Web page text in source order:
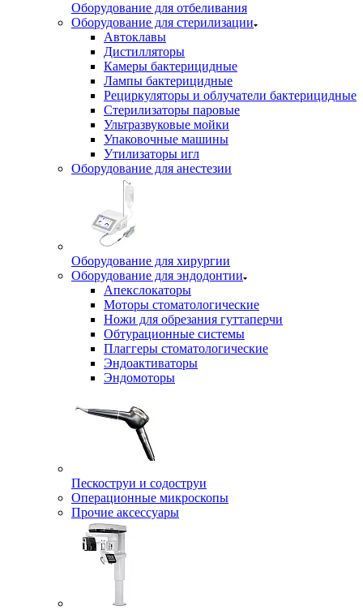
Оборудование для отбеливания
Оборудование для стерилизации
Автоклавы
Дистилляторы
Камеры бактерицидные
Лампы бактерицидные
Рециркуляторы и облучатели бактерицидные
Стерилизаторы паровые
Ультразвуковые мойки
Упаковочные машины
Утилизаторы игл
Оборудование для анестезии
Оборудование для хирургии
Оборудование для эндодонтии
Апекслокаторы
Моторы стоматологические
Ножи для обрезания гуттаперчи
Обтурационные системы
Плаггеры стоматологические
Эндоактиваторы
Эндомоторы
Пескоструи и содоструи
Операционные микроскопы
Прочие аксессуары